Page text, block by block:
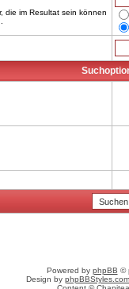
die im Resultat sein können
Powered by phpBB ©
Design by phpBBStyles.com